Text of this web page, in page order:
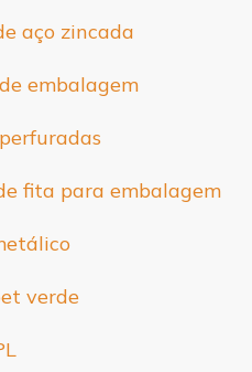
aço zincada
embalagem
fita para embalagem
verde